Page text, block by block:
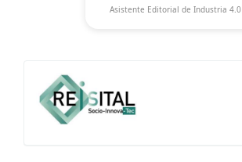
Asistente Editorial de Industria 4.0